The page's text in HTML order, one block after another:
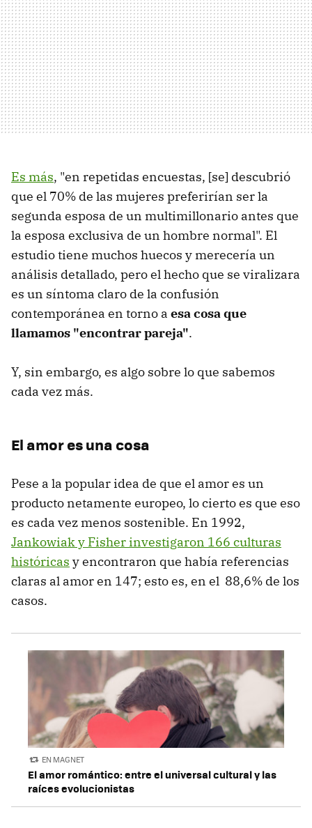
Es más, "en repetidas encuestas, [se] descubrió
que el 70% de las mujeres preferirían ser la
segunda esposa de un multimillonario antes que
la esposa exclusiva de un hombre normal". El
estudio tiene muchos huecos y merecería un
análisis detallado, pero el hecho que se viralizara
es un síntoma claro de la confusión
contemporánea en torno a esa cosa que
llamamos "encontrar pareja".
Y, sin embargo, es algo sobre lo que sabemos
cada vez más.
El amor es una cosa
Pese a la popular idea de que el amor es un
producto netamente europeo, lo cierto es que eso
es cada vez menos sostenible. En 1992,
Jankowiak y Fisher investigaron 166 culturas
históricas y encontraron que había referencias
claras al amor en 147; esto es, en el 88,6% de los
casos.
EN MAGNET
El amor romántico: entre el universal cultural y las
raíces evolucionistas